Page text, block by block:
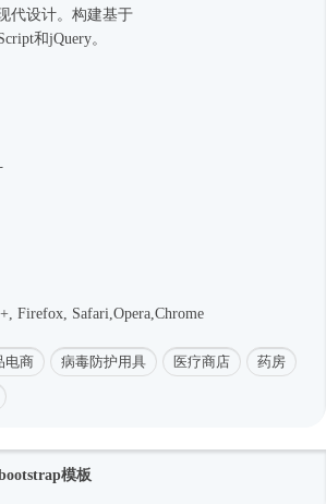
代设计。构建基于
和jQuery。
Firefox, Safari,Opera,Chrome
电商 病毒防护用具 医疗商店 药房
模板